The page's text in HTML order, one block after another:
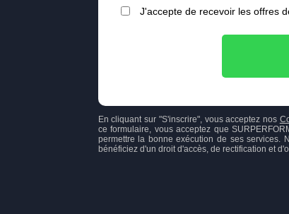
J'accepte de recevoir les offres
En cliquant sur "S'inscrire", vous acceptez nos
ce formulaire, vous acceptez que
permettre la bonne exécution de ses services.
bénéficiez d'un droit d'accès, de rectification et